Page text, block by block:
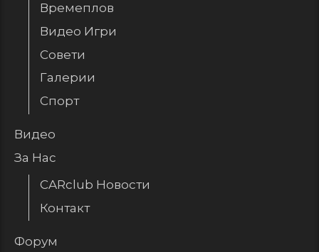
Времеплов
Видео Игри
Совети
Галерии
Спорт
Видео
За Нас
CARclub Новости
Контакт
Форум